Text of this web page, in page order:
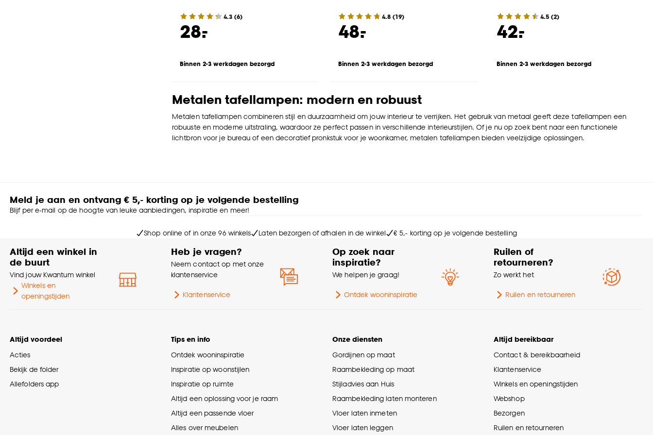
4.3 (6)
28.
-
Binnen 2-3 werkdagen bezorgd
4.8 (19)
48.
-
Binnen 2-3 werkdagen bezorgd
4.5 (2)
42.
-
Binnen 2-3 werkdagen bezorgd
Metalen tafellampen: modern en robuust
Metalen tafellampen combineren stijl en duurzaamheid om jouw interieur te verrijken. Het gebruik van metaal geeft deze tafellampen een
robuuste en moderne uitstraling, waardoor ze perfect passen in verschillende interieurstijlen. Of je nu op zoek bent naar een functionele
lichtbron voor je bureau of een decoratief pronkstuk voor je woonkamer, metalen tafellampen bieden veelzijdige oplossingen.
Meld je aan en ontvang € 5,- korting op je volgende bestelling
Blijf per e-mail op de hoogte van leuke aanbiedingen, inspiratie en meer!
Shop online of in onze 96 winkels Laten bezorgen of afhalen in de winkel € 5,- korting op je volgende bestelling
Altijd een winkel in
de buurt
Vind jouw Kwantum winkel
Winkels en
openingstijden
Heb je vragen?
Neem contact op met onze
klantenservice
Klantenservice
Op zoek naar
inspiratie?
We helpen je graag!
Ontdek wooninspiratie
Ruilen of
retourneren?
Zo werkt het
Ruilen en retourneren
Altijd voordeel
Acties
Bekijk de folder
Allefolders app
Tips en info
Ontdek wooninspiratie
Inspiratie op woonstijlen
Inspiratie op ruimte
Altijd een oplossing voor je raam
Altijd een passende vloer
Alles over meubelen
Onze diensten
Gordijnen op maat
Raambekleding op maat
Stijladvies aan Huis
Raambekleding laten monteren
Vloer laten inmeten
Vloer laten leggen
Altijd bereikbaar
Contact & bereikbaarheid
Klantenservice
Winkels en openingstijden
Webshop
Bezorgen
Ruilen en retourneren